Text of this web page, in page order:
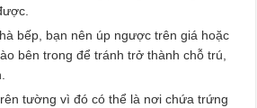
bếp, bạn nên úp ngược trên giá hoặc
bên trong để tránh trở thành chỗ trú,
tường vì đó có thể là nơi chứa trứng